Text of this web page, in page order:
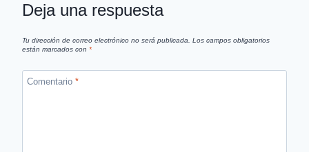
Deja una respuesta
Tu dirección de correo electrónico no será publicada.
Los campos obligatorios
están marcados con *
Comentario *